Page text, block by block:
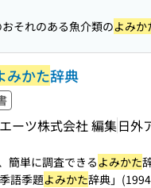
それのある魚介類のよみか
みかた辞典
ーツ株式会社 編集日外
簡単に調査できるよみかた
季語季題よみかた辞典」